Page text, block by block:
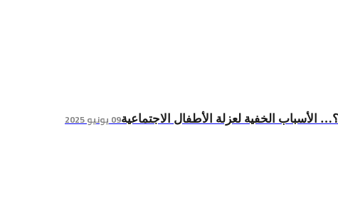
الأسباب الخفية لعزلة الأطفال الاجتماعية09 يونيو 2025